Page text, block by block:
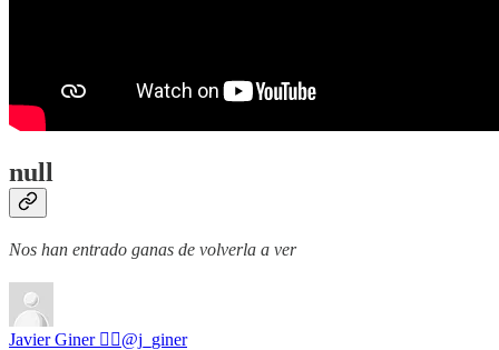
null
Nos han entrado ganas de volverla a ver
Javier Giner 🏳️‍🌈@j_giner